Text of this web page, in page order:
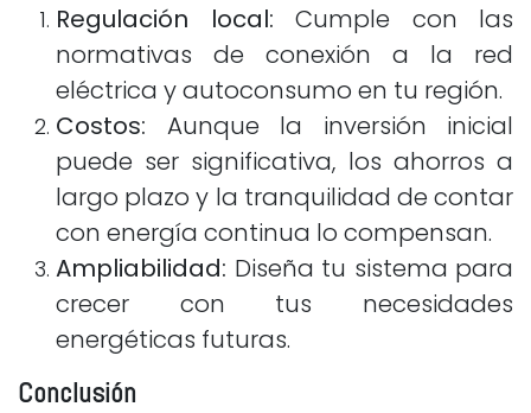
Regulación local: Cumple con las
normativas de conexión a la red
eléctrica y autoconsumo en tu región.
Costos: Aunque la inversión inicial
puede ser significativa, los ahorros a
largo plazo y la tranquilidad de contar
con energía continua lo compensan.
Ampliabilidad: Diseña tu sistema para
crecer con tus necesidades
energéticas futuras.
Conclusión